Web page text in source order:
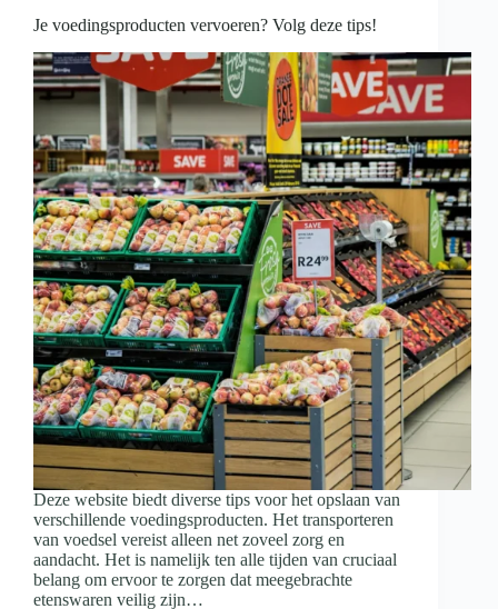
Je voedingsproducten vervoeren? Volg deze tips!
Deze website biedt diverse tips voor het opslaan van
verschillende voedingsproducten. Het transporteren
van voedsel vereist alleen net zoveel zorg en
aandacht. Het is namelijk ten alle tijden van cruciaal
belang om ervoor te zorgen dat meegebrachte
etenswaren veilig zijn…